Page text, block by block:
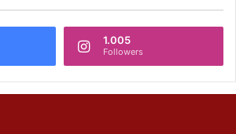
1.005
Followers